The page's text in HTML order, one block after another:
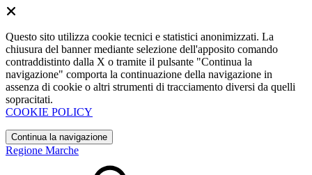
Questo sito utilizza cookie tecnici e statistici anonimizzati. La
chiusura del banner mediante selezione dell'apposito comando
contraddistinto dalla X o tramite il pulsante "Continua la
navigazione" comporta la continuazione della navigazione in
assenza di cookie o altri strumenti di tracciamento diversi da quelli
sopracitati.
COOKIE POLICY
Continua la navigazione
Regione Marche